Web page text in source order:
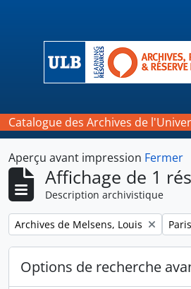
Catalogue des Archives de
Aperçu avant impression Fermer
Affichage de 1
Description archivistique
Remove filter:
Archives de Melsens, Louis Paris
Options de recherche